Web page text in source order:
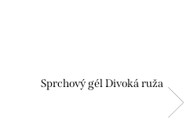
Sprchový gél Divoká ruža